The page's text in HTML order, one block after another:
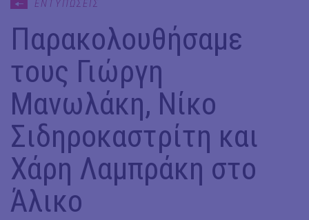
ΕΝΤΥΠΩΣΕΙΣ
Παρακολουθήσαμε
τους Γιώργη
Μανωλάκη, Νίκο
Σιδηροκαστρίτη και
Χάρη Λαμπράκη στο
Άλικο